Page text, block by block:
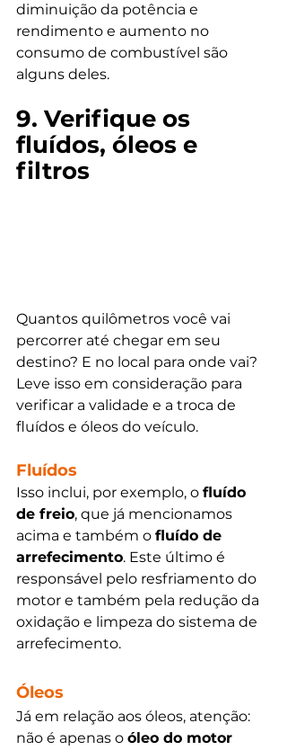
diminuição da potência e
rendimento e aumento no
consumo de combustível são
alguns deles.
9. Verifique os
fluídos, óleos e
filtros
Quantos quilômetros você vai
percorrer até chegar em seu
destino? E no local para onde vai?
Leve isso em consideração para
verificar a validade e a troca de
fluídos e óleos do veículo.
Fluídos
Isso inclui, por exemplo, o fluído
de freio, que já mencionamos
acima e também o fluído de
arrefecimento. Este último é
responsável pelo resfriamento do
motor e também pela redução da
oxidação e limpeza do sistema de
arrefecimento.
Óleos
Já em relação aos óleos, atenção:
não é apenas o óleo do motor